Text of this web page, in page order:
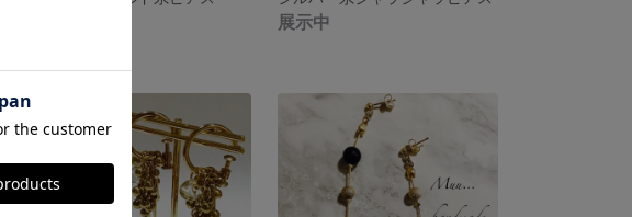
展示中